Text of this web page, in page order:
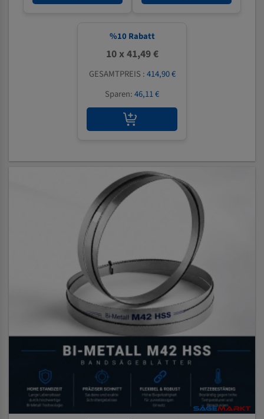
%10 Rabatt
10 x 41,49 €
GESAMTPREIS :414,90 €
Sparen:46,11 €